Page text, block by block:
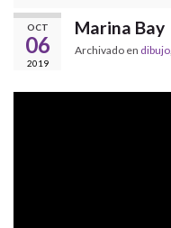
OCT
06
2019
Marina Bay
Archivado en dibujo